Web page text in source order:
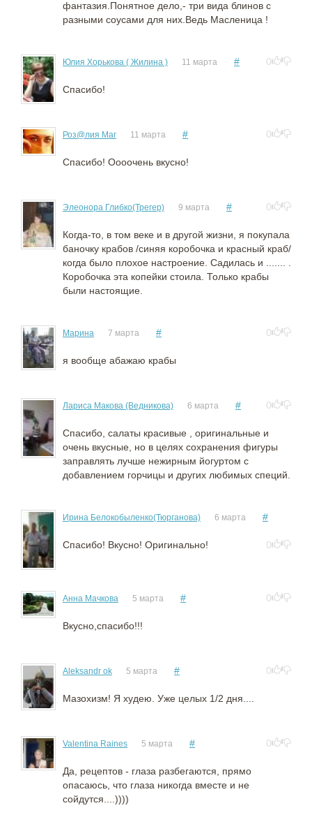
фантазия.Понятное дело,- три вида блинов с
разными соусами для них.Ведь Масленица !
Юлия Хорькова ( Жилина ) 11 марта # 0
Спасибо!
Роз@лия Маг 11 марта # 0
Спасибо! Оооочень вкусно!
Элеонора Глибко(Трегер) 9 марта # 0
Когда-то, в том веке и в другой жизни, я покупала
баночку крабов /синяя коробочка и красный краб/
когда было плохое настроение. Садилась и ....... .
Коробочка эта копейки стоила. Только крабы
были настоящие.
Марина 7 марта # 0
я вообще абажаю крабы
Лариса Макова (Ведникова) 6 марта # 0
Спасибо, салаты красивые , оригинальные и
очень вкусные, но в целях сохранения фигуры
заправлять лучше нежирным йогуртом с
добавлением горчицы и других любимых специй.
Ирина Белокобыленко(Тюрганова) 6 марта #
0
Спасибо! Вкусно! Оригинально!
Анна Мачкова 5 марта # 0
Вкусно,спасибо!!!
Aleksandr ok 5 марта # 0
Мазохизм! Я худею. Уже целых 1/2 дня....
Valentina Raines 5 марта # 0
Да, рецептов - глаза разбегаются, прямо
опасаюсь, что глаза никогда вместе и не
сойдутся....))))